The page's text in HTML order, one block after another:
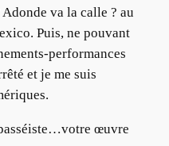
va la calle ? au
Puis, ne pouvant
performances
et je me suis
œuvre